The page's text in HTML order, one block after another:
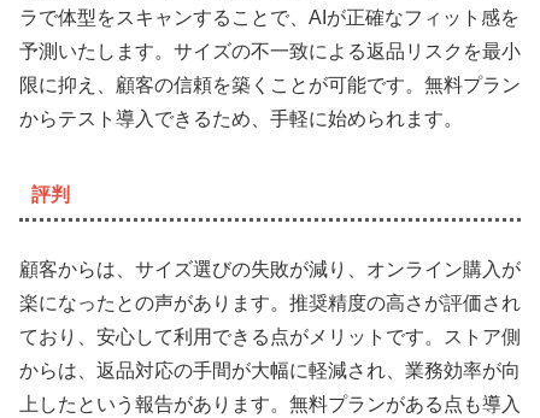
ラで体型をスキャンすることで、AIが正確なフィット感を
予測いたします。サイズの不一致による返品リスクを最小
限に抑え、顧客の信頼を築くことが可能です。無料プラン
からテスト導入できるため、手軽に始められます。
評判
顧客からは、サイズ選びの失敗が減り、オンライン購入が
楽になったとの声があります。推奨精度の高さが評価され
ており、安心して利用できる点がメリットです。ストア側
からは、返品対応の手間が大幅に軽減され、業務効率が向
上したという報告があります。無料プランがある点も導入